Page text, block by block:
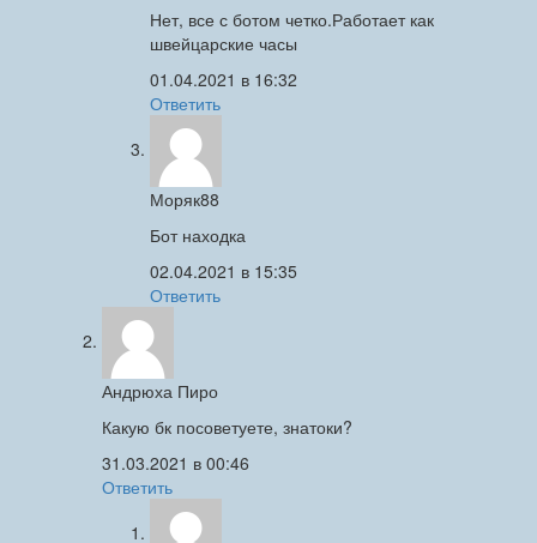
Нет, все с ботом четко.Работает как
швейцарские часы
01.04.2021 в 16:32
Ответить
Моряк88
Бот находка
02.04.2021 в 15:35
Ответить
Андрюха Пиро
Какую бк посоветуете, знатоки?
31.03.2021 в 00:46
Ответить